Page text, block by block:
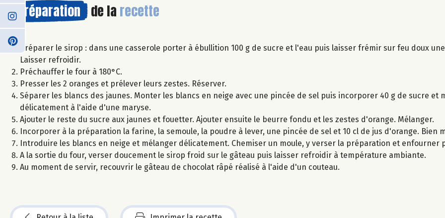
Préparation de la recette
Préparer le sirop : dans une casserole porter à ébullition 100 g de sucre et l'eau puis laisser frémir sur feu doux
Laisser refroidir.
Préchauffer le four à 180°C.
Presser les 2 oranges et prélever leurs zestes. Réserver.
Séparer les blancs des jaunes. Monter les blancs en neige avec une pincée de sel puis incorporer 40 g de sucre et
délicatement à l'aide d'une maryse.
Ajouter le reste du sucre aux jaunes et fouetter. Ajouter ensuite le beurre fondu et les zestes d'orange. Mélanger.
Incorporer à la préparation la farine, la semoule, la poudre à lever, une pincée de sel et 10 cl de jus d'orange. Bien
Introduire les blancs en neige et mélanger délicatement. Chemiser un moule, y verser la préparation et enfourner
A la sortie du four, verser doucement le sirop froid sur le gâteau puis laisser refroidir à température ambiante.
Au moment de servir, recouvrir le gâteau de chocolat râpé réalisé à l'aide d'un couteau.